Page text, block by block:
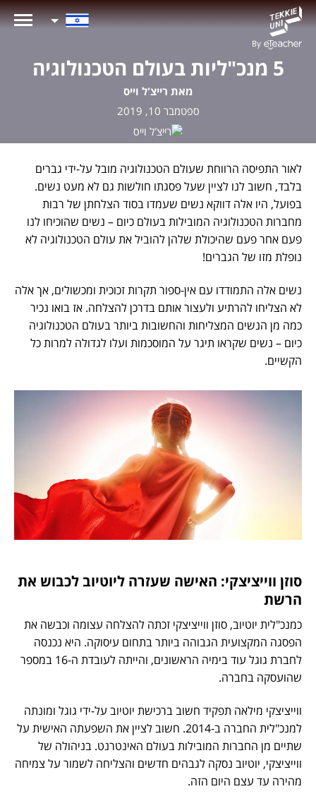
5 מנכ"ליות בעולם הטכנולוגיה
מאת רייצ'ל וייס
ספטמבר 10, 2019
לאור התפיסה הרווחת שעולם הטכנולוגיה מובל על-ידי גברים
בלבד, חשוב לנו לציין שעל פסגתו חולשות גם לא מעט נשים.
בפועל, היו אלה דווקא נשים שעמדו בסוד הצלחתן של רבות
מחברות הטכנולוגיה המובילות בעולם כיום – נשים שהוכיחו לנו
פעם אחר פעם שהיכולת שלהן להוביל את עולם הטכנולוגיה לא
נופלת מזו של הגברים!
נשים אלה התמודדו עם אין-ספור תקרות זכוכית ומכשולים, אך אלה
לא הצליחו להרתיע ולעצור אותם בדרכן להצלחה. אז בואו נכיר
כמה מן הנשים המצליחות והחשובות ביותר בעולם הטכנולוגיה
כיום – נשים שקראו תיגר על המוסכמות ועלו לגדולה למרות כל
הקשיים.
סוזן ווייציצקי: האישה שעזרה ליוטיוב לכבוש את
הרשת
כמנכ"לית יוטיוב, סוזן ווייציצקי זכתה להצלחה עצומה וכבשה את
הפסגה המקצועית הגבוהה ביותר בתחום עיסוקה. היא נכנסה
לחברת גוגל עוד בימיה הראשונים, והייתה לעובדת ה-16 במספר
שהועסקה בחברה.
ווייציצקי מילאה תפקיד חשוב ברכישת יוטיוב על-ידי גוגל ומונתה
למנכ"לית החברה ב-2014. חשוב לציין את השפעתה האישית על
שתיים מן החברות המובילות בעולם האינטרנט. בניהולה של
ווייציצקי, יוטיוב נסקה לגבהים חדשים והצליחה לשמור על צמיחה
מהירה עד עצם היום הזה.